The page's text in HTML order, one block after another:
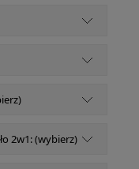
2w1: (wybierz)